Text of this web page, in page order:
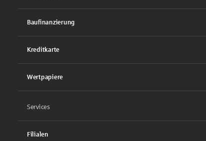
Baufinanzierung
Kreditkarte
Wertpapiere
Services
Filialen